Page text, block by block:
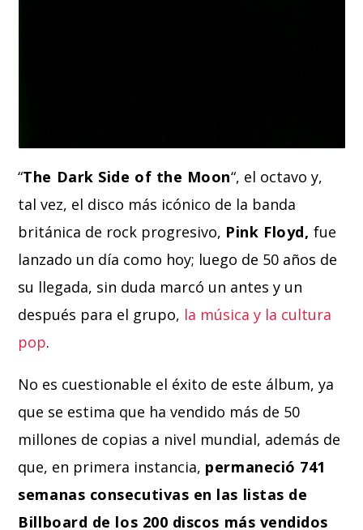
“The Dark Side of the Moon“, el octavo y,
tal vez, el disco más icónico de la banda
británica de rock progresivo, Pink Floyd, fue
lanzado un día como hoy; luego de 50 años de
su llegada, sin duda marcó un antes y un
después para el grupo, la música y la cultura
pop.
No es cuestionable el éxito de este álbum, ya
que se estima que ha vendido más de 50
millones de copias a nivel mundial, además de
que, en primera instancia, permaneció 741
semanas consecutivas en las listas de
Billboard de los 200 discos más vendidos